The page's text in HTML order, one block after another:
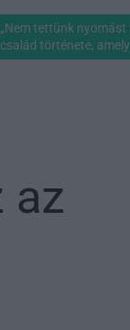
„Nem tettünk nyomást
család története, amely
az